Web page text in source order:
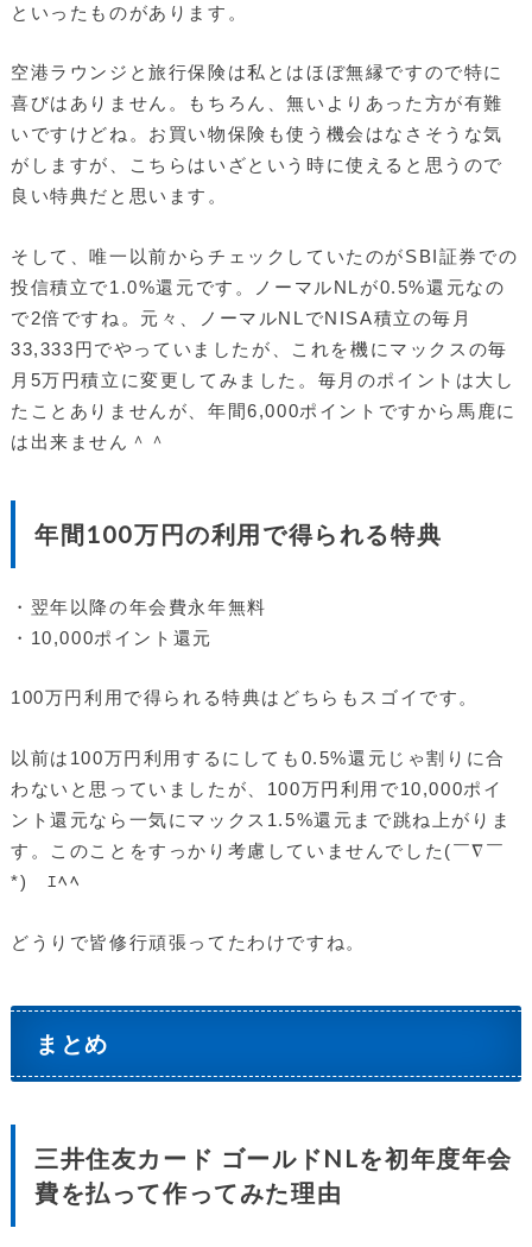
といったものがあります。
空港ラウンジと旅行保険は私とはほぼ無縁ですので特に
喜びはありません。もちろん、無いよりあった方が有難
いですけどね。お買い物保険も使う機会はなさそうな気
がしますが、こちらはいざという時に使えると思うので
良い特典だと思います。
そして、唯一以前からチェックしていたのがSBI証券での
投信積立で1.0%還元です。ノーマルNLが0.5%還元なの
で2倍ですね。元々、ノーマルNLでNISA積立の毎月
33,333円でやっていましたが、これを機にマックスの毎
月5万円積立に変更してみました。毎月のポイントは大し
たことありませんが、年間6,000ポイントですから馬鹿に
は出来ません＾＾
年間100万円の利用で得られる特典
・翌年以降の年会費永年無料
・10,000ポイント還元
100万円利用で得られる特典はどちらもスゴイです。
以前は100万円利用するにしても0.5%還元じゃ割りに合
わないと思っていましたが、100万円利用で10,000ポイ
ント還元なら一気にマックス1.5%還元まで跳ね上がりま
す。このことをすっかり考慮していませんでした(￣∇￣
*)ゞｴﾍﾍ
どうりで皆修行頑張ってたわけですね。
まとめ
三井住友カード ゴールドNLを初年度年会
費を払って作ってみた理由